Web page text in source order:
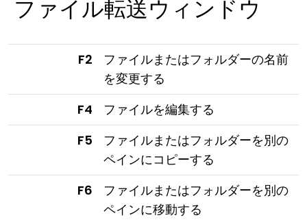
ファイル転送ウィンドウ
F2
ファイルまたはフォルダーの名前
を変更する
F4
ファイルを編集する
F5
ファイルまたはフォルダーを別の
ペインにコピーする
F6
ファイルまたはフォルダーを別の
ペインに移動する